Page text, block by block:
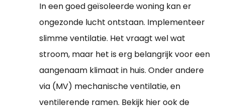
In een goed geïsoleerde woning kan er
ongezonde lucht ontstaan. Implementeer
slimme ventilatie. Het vraagt wel wat
stroom, maar het is erg belangrijk voor een
aangenaam klimaat in huis. Onder andere
via (MV) mechanische ventilatie, en
ventilerende ramen. Bekijk hier ook de